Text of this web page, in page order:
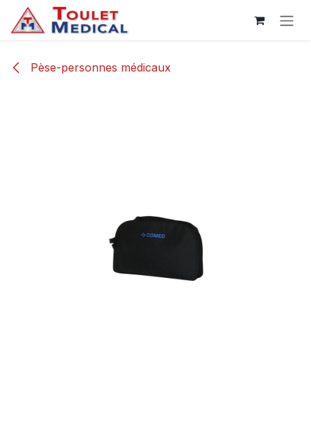
Se rendre au contenu
Pèse-personnes médicaux